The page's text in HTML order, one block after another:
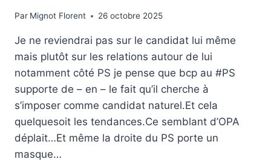
Par Mignot Florent 26 octobre 2025
Je ne reviendrai pas sur le candidat lui même
mais plutôt sur les relations autour de lui
notamment côté PS je pense que bcp au #PS
supporte de – en – le fait qu’il cherche à
s’imposer comme candidat naturel.Et cela
quelquesoit les tendances.Ce semblant d’OPA
déplait…Et même la droite du PS porte un
masque…